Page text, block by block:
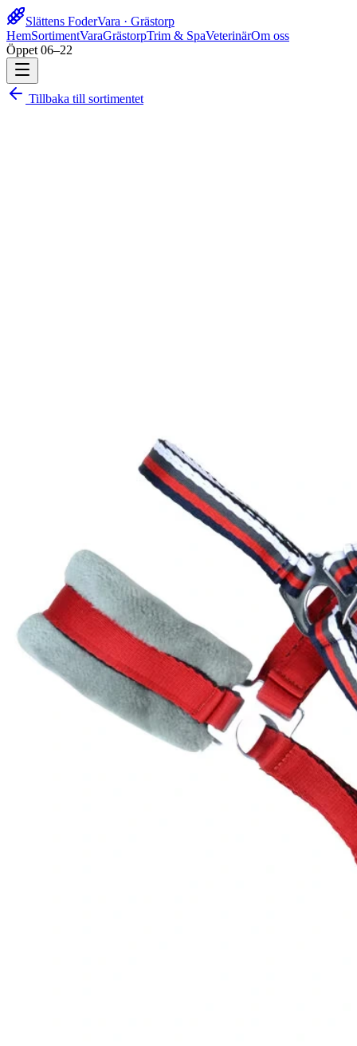
Slättens FoderVara · Grästorp
HemSortimentVaraGrästorpTrim & SpaVeterinärOm oss
Öppet 06–22
Tillbaka till sortimentet